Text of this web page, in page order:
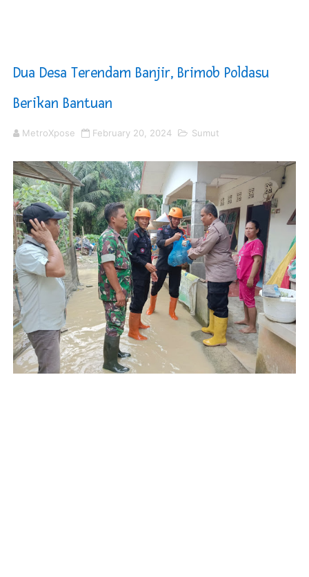
Wamen Imipas Silmy Karim Ditahan KPK, Diduga Peras
Anggota DPRD SBB Beri Masukan kepada Kadis
Air Sungai Bekasi Menghitam Berbusa dan Bau
Dua Desa Terendam Banjir, Brimob Poldasu
Berikan Bantuan
MetroXpose February 20, 2024 Sumut